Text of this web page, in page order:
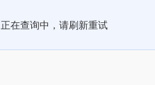
正在查询中，请刷新重试